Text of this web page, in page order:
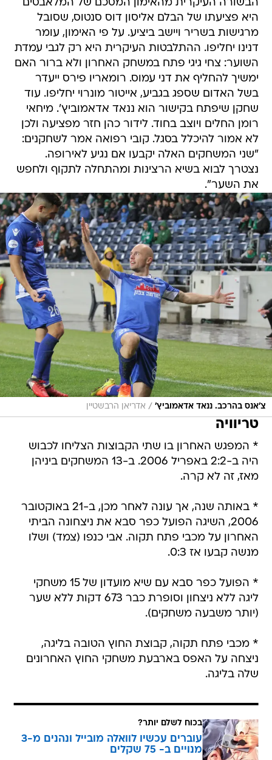
הבשורה העיקרית מהאימון המסכם של המלאבסים
היא פציעתו של הבלם אליסון דוס סנטוס, שסובל
מרגישות בשריר ויישב ביציע. על פי האימון, עומר
דנינו יחליפו. ההתלבטות העיקרית היא רק לגבי עמדת
השוער: צחי גיגי פתח במשחק האחרון ולא ברור האם
ימשיך להחליף את דני עמוס. רומאריו פירס ייעדר
בשל האדום שספג בגביע, אייטור מונרוי יחליפו. עוד
שחקן שיפתח בקישור הוא ננאד אדאמוביץ'. מיחאי
רומן החלים ויוצב בחוד. לידור כהן חזר מפציעה ולכן
לא אמור להיכלל בסגל. קובי רפואה אמר לשחקנים:
"שני המשחקים האלה יקבעו אם נגיע לאירופה.
נצטרך לבוא בשיא הרצינות ומהתחלה לתקוף ולחפש
את השער".
צ'אנס בהרכב. ננאד אדאמוביץ' / אדריאן הרבשטיין
טריוויה
* המפגש האחרון בו שתי הקבוצות הצליחו לכבוש
היה ב-2:2 באפריל 2006. ב-13 המשחקים ביניהן
מאז, זה לא קרה.
* באותה שנה, אך עונה לאחר מכן, ב-21 באוקטובר
2006, השיגה הפועל כפר סבא את ניצחונה הביתי
האחרון על מכבי פתח תקוה. אבי כנפו (צמד) ושלו
מנשה קבעו אז 0:3.
* הפועל כפר סבא עם שיא מועדון של 15 משחקי
ליגה ללא ניצחון וסופרת כבר 673 דקות ללא שער
(יותר משבעה משחקים).
* מכבי פתח תקוה, קבוצת החוץ הטובה בליגה,
ניצחה על האפס בארבעת משחקי החוץ האחרונים
שלה בליגה.
בכוח לשלם יותר?
עוברים עכשיו לוואלה מובייל ונהנים מ-3
מנויים ב- 75 שקלים